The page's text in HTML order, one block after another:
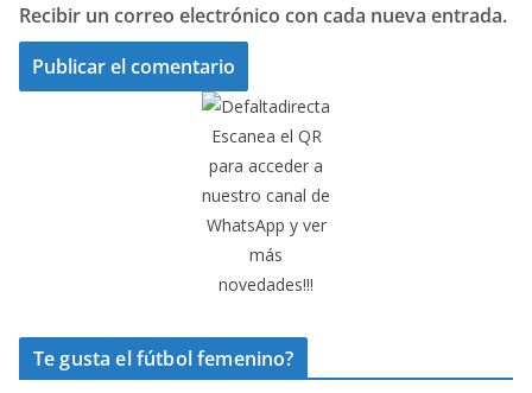
Recibir un correo electrónico con cada nueva entrada.
Escanea el QR
para acceder a
nuestro canal de
WhatsApp y ver
más
novedades!!!
Te gusta el fútbol femenino?